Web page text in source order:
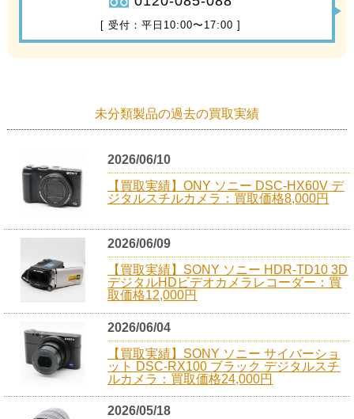
[ 受付：平日10:00〜17:00 ]
未分類製品の過去の買取実績
2026/06/10
【買取実績】ONY ソニー DSC-HX60V デ
ジタルスチルカメラ：買取価格8,000円
2026/06/09
【買取実績】SONY ソニー HDR-TD10 3D
デジタルHDビデオカメラレコーダー：買
取価格12,000円
2026/06/04
【買取実績】SONY ソニー サイバーショ
ット DSC-RX100 ブラック デジタルスチ
ルカメラ：買取価格24,000円
2026/05/18